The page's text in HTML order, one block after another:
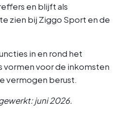
en blijft als
zien bij Ziggo Sport en de
in en rond het
vormen voor de inkomsten
vermogen berust.
juni 2026.